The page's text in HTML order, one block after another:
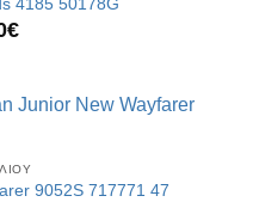
4185 50178G
€
9052S 717771 47